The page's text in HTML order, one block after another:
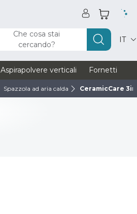
Che cosa stai
cercando?
IT
Aspirapolvere verticali Fornetti
Spazzola ad aria calda CeramicCare